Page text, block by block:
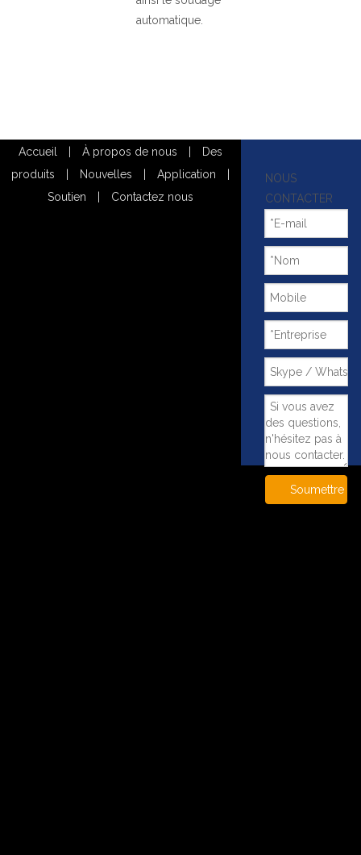
automatique.
Accueil À propos de nous
Des
produits
Nouvelles Application
Soutien
Contactez nous
NOUS
CONTACTER
Soumettre